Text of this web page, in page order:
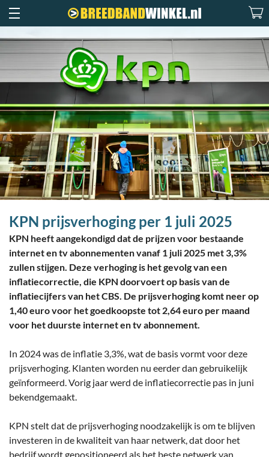
KPN prijsverhoging per 1 juli 2025
KPN heeft aangekondigd dat de prijzen voor bestaande
internet en tv abonnementen vanaf 1 juli 2025 met 3,3%
zullen stijgen. Deze verhoging is het gevolg van een
inflatiecorrectie, die KPN doorvoert op basis van de
inflatiecijfers van het CBS. De prijsverhoging komt neer op
1,40 euro voor het goedkoopste tot 2,64 euro per maand
voor het duurste internet en tv abonnement.
In 2024 was de inflatie 3,3%, wat de basis vormt voor deze
prijsverhoging. Klanten worden nu eerder dan gebruikelijk
geïnformeerd. Vorig jaar werd de inflatiecorrectie pas in juni
bekendgemaakt.
KPN stelt dat de prijsverhoging noodzakelijk is om te blijven
investeren in de kwaliteit van haar netwerk, dat door het
bedrijf wordt gepositioneerd als het beste netwerk van